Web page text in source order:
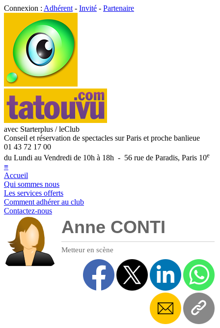
Connexion : Adhérent - Invité - Partenaire
avec Starterplus / leClub
Conseil et réservation de spectacles sur Paris et proche banlieue
01 43 72 17 00
du Lundi au Vendredi de 10h à 18h - 56 rue de Paradis, Paris 10e
≡
Accueil
Qui sommes nous
Les services offerts
Comment adhérer au club
Contactez-nous
Anne CONTI
Metteur en scène